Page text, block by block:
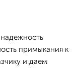
примыкания к
и даем